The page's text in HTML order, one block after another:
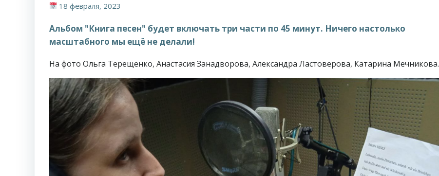
18 февраля, 2023
Альбом "Книга песен" будет включать три части по 45 минут. Ничего настолько
масштабного мы ещё не делали!
На фото Ольга Терещенко, Анастасия Занадворова, Александра Ластоверова, Катарина Мечникова.